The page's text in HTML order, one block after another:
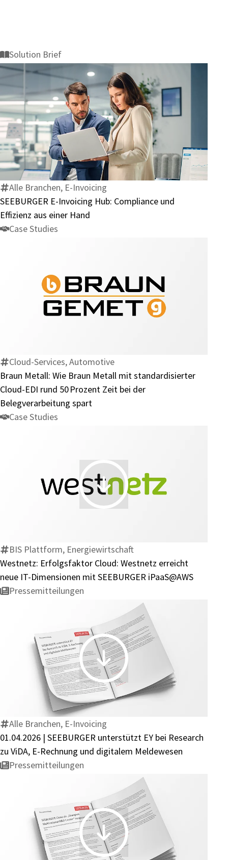
Solution Brief
SEEBURGER
E-
Invoicing
Hub:
Compliance
und
Alle Branchen, E-Invoicing
SEEBURGER E-Invoicing Hub: Compliance und
Effizienz aus einer Hand
Case Studies
Braun
Metall:
Metall
mit
standardisierter
bei
der
Belegverarbeitung
spart
Cloud-Services, Automotive
Braun Metall: Wie Braun Metall mit standardisierter
Cloud-EDI rund 50 Prozent Zeit bei der
Belegverarbeitung spart
Case Studies
Westnetz:
Erfolgsfaktor
erreicht
neue
IT-
SEEBURGER
iPaaS@AWS
BIS Plattform, Energiewirtschaft
Westnetz: Erfolgsfaktor Cloud: Westnetz erreicht
neue IT-Dimensionen mit SEEBURGER iPaaS@AWS
Pressemitteilungen
01.04.2026
|
SEEBURGER
unterstützt
EY
bei
Research
Rechnung
und
digitalem
Meldewesen
Alle Branchen, E-Invoicing
01.04.2026 | SEEBURGER unterstützt EY bei Research
zu ViDA, E-Rechnung und digitalem Meldewesen
Pressemitteilungen
27.03.2026
|